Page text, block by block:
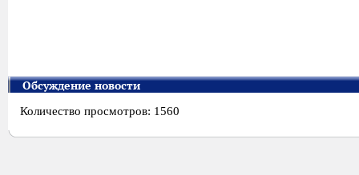
Обсуждение новости
Количество просмотров: 1560